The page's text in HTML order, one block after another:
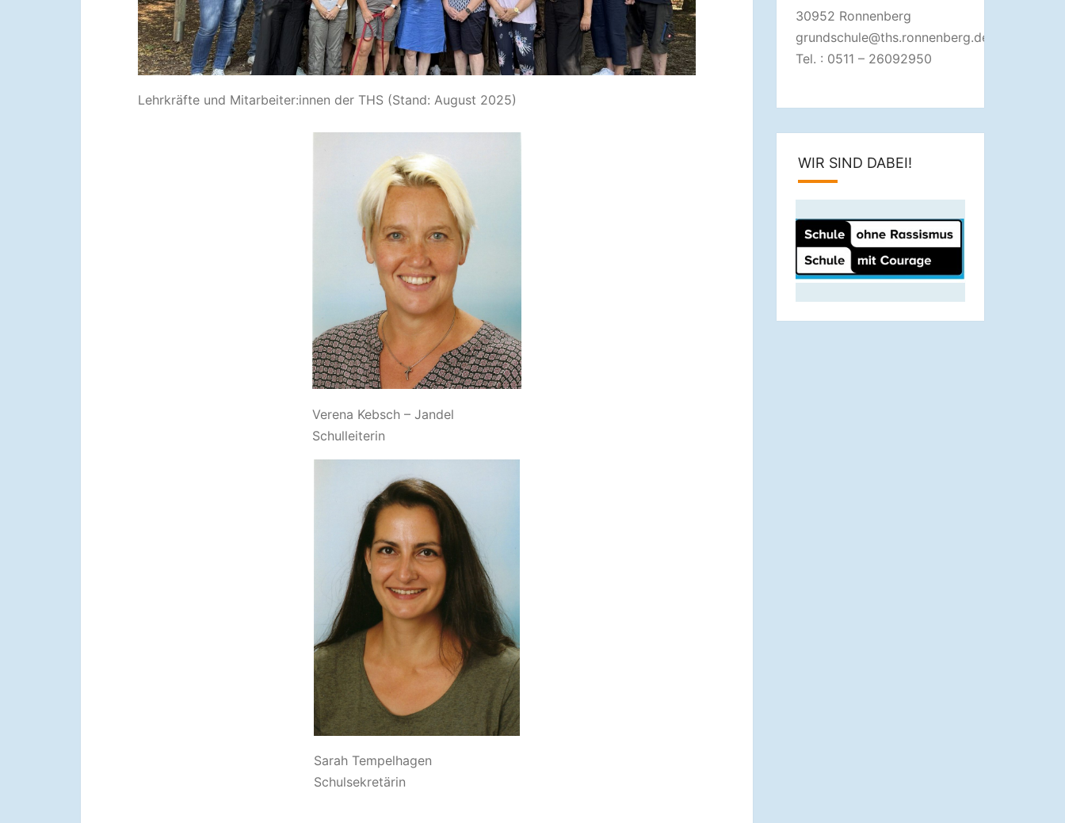
Lehrkräfte und Mitarbeiter:innen der THS (Stand: August 2025)
Verena Kebsch – Jandel
Schulleiterin
Sarah Tempelhagen
Schulsekretärin
30952 Ronnenberg
grundschule@ths.ronnenberg.de
Tel. : 0511 – 26092950
WIR SIND DABEI!